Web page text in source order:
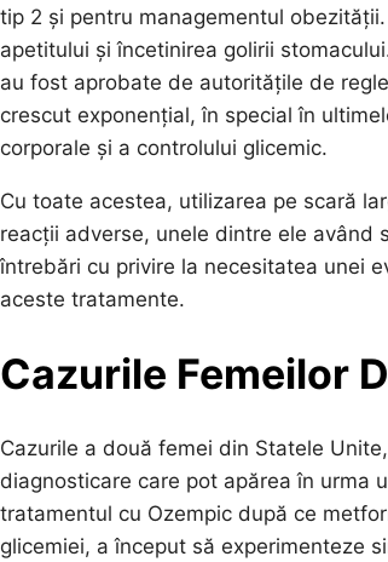
tip 2 și pentru managementul
apetitului și încetinirea golirii
au fost aprobate de autoritățile de
crescut exponențial, în special în
corporale și a controlului glicemic.
Cu toate acestea, utilizarea pe scară
reacții adverse, unele dintre ele având
întrebări cu privire la necesitatea unei
aceste tratamente.
Cazurile Femeilor
Cazurile a două femei din Statele
diagnosticare care pot apărea în urma
tratamentul cu Ozempic după ce
glicemiei, a început să experimenteze